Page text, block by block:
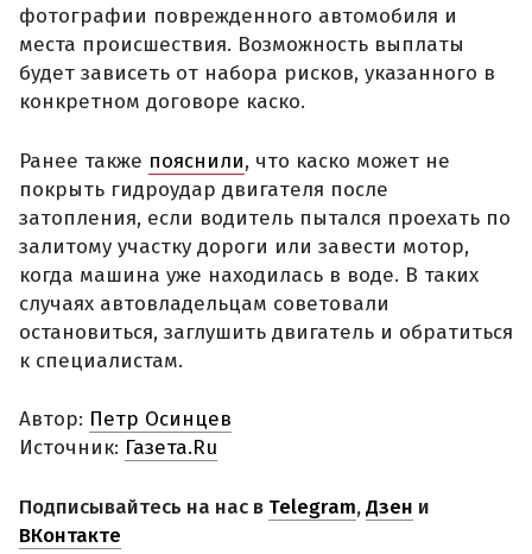
фотографии поврежденного автомобиля и
места происшествия. Возможность выплаты
будет зависеть от набора рисков, указанного в
конкретном договоре каско.
Ранее также пояснили, что каско может не
покрыть гидроудар двигателя после
затопления, если водитель пытался проехать по
залитому участку дороги или завести мотор,
когда машина уже находилась в воде. В таких
случаях автовладельцам советовали
остановиться, заглушить двигатель и обратиться
к специалистам.
Автор: Петр Осинцев
Источник: Газета.Ru
Подписывайтесь на нас в Telegram,Дзен и
ВКонтакте